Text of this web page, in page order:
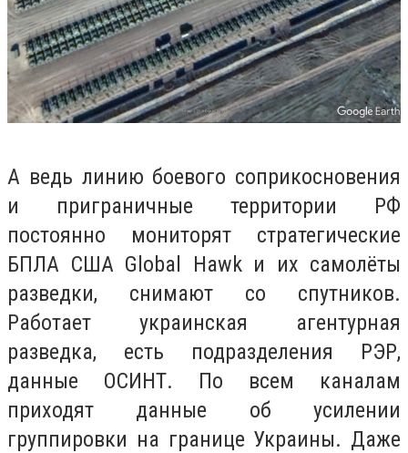
А ведь линию боевого соприкосновения
и приграничные территории РФ
постоянно мониторят стратегические
БПЛА США Global Hawk и их самолёты
разведки, снимают со спутников.
Работает украинская агентурная
разведка, есть подразделения РЭР,
данные ОСИНТ. По всем каналам
приходят данные об усилении
группировки на границе Украины. Даже